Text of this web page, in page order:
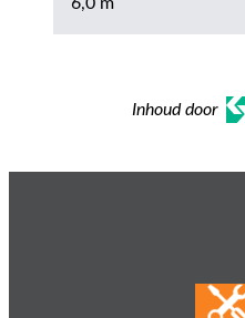
Inhoud door